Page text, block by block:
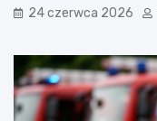
24 czerwca 2026